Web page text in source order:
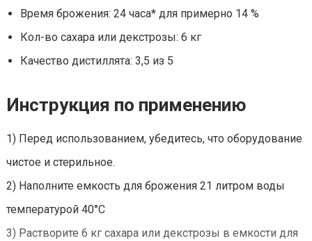
Время брожения: 24 часа* для примерно 14 %
Кол-во сахара или декстрозы: 6 кг
Качество дистиллята: 3,5 из 5
Инструкция по применению
1) Перед использованием, убедитесь, что оборудование
чистое и стерильное.
2) Наполните емкость для брожения 21 литром воды
температурой 40°С
3) Растворите 6 кг сахара или декстрозы в емкости для